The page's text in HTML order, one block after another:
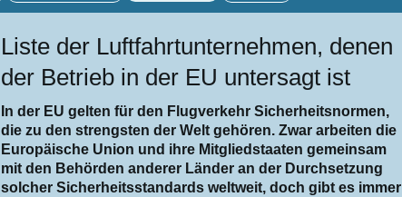
Liste der Luftfahrtunternehmen, denen
der Betrieb in der EU untersagt ist
In der EU gelten für den Flugverkehr Sicherheitsnormen,
die zu den strengsten der Welt gehören. Zwar arbeiten die
Europäische Union und ihre Mitgliedstaaten gemeinsam
mit den Behörden anderer Länder an der Durchsetzung
solcher Sicherheitsstandards weltweit, doch gibt es immer